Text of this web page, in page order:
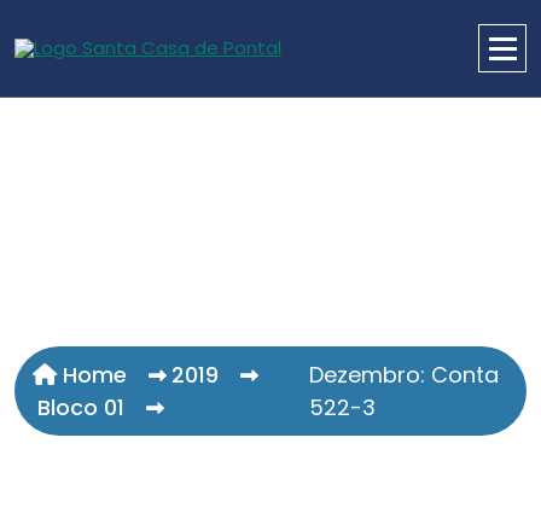
Home
2019
Bloco 01
Dezembro: Conta
522-3